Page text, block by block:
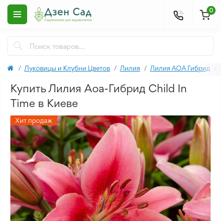
0
Луковицы и Клубни Цветов Лилия Лилия АОА Гибрид
Купить Лилия Aoa-Гибрид Child In
Time в Киеве
Хит продаж